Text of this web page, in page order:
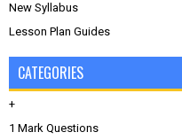
New Syllabus
Lesson Plan Guides
CATEGORIES
+
1 Mark Questions